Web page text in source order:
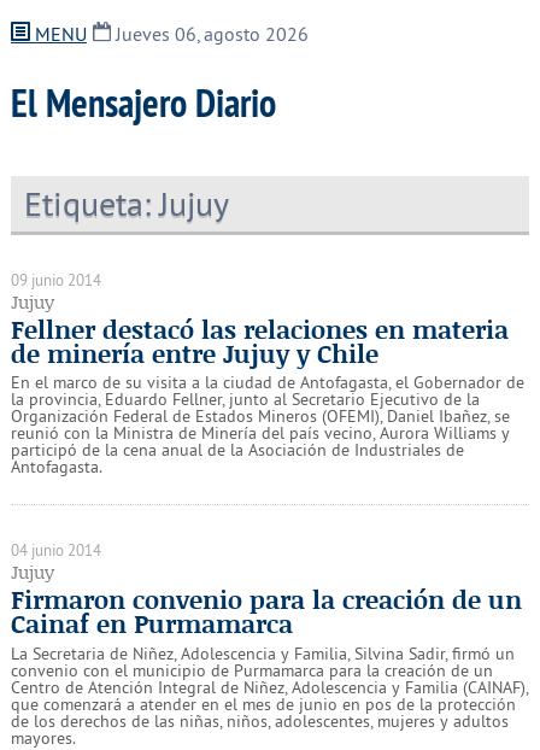
MENU Jueves 06, agosto 2026
El Mensajero Diario
Etiqueta:Jujuy
09 junio 2014
Jujuy
Fellner destacó las relaciones en materia
de minería entre Jujuy y Chile
En el marco de su visita a la ciudad de Antofagasta, el Gobernador de
la provincia, Eduardo Fellner, junto al Secretario Ejecutivo de la
Organización Federal de Estados Mineros (OFEMI), Daniel Ibañez, se
reunió con la Ministra de Minería del país vecino, Aurora Williams y
participó de la cena anual de la Asociación de Industriales de
Antofagasta.
04 junio 2014
Jujuy
Firmaron convenio para la creación de un
Cainaf en Purmamarca
La Secretaria de Niñez, Adolescencia y Familia, Silvina Sadir, firmó un
convenio con el municipio de Purmamarca para la creación de un
Centro de Atención Integral de Niñez, Adolescencia y Familia (CAINAF),
que comenzará a atender en el mes de junio en pos de la protección
de los derechos de las niñas, niños, adolescentes, mujeres y adultos
mayores.